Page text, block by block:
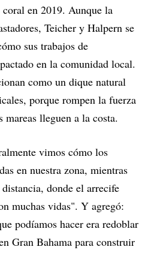
en 2019. Aunque la
Teicher y Halpern se
sus trabajos de
en la comunidad local.
como un dique natural
porque rompen la fuerza
mareas lleguen a la costa.
vimos cómo los
en nuestra zona, mientras
donde el arrecife
muchas vidas". Y agregó:
podíamos hacer era redoblar
Gran Bahama para construir